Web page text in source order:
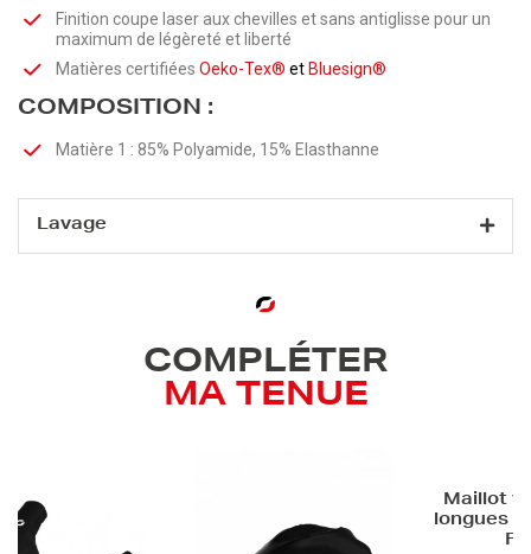
Finition coupe laser aux chevilles et sans antiglisse pour un
maximum de légèreté et liberté
Matières certifiées Oeko-Tex® et Bluesign®
COMPOSITION :
Matière 1 : 85% Polyamide, 15% Elasthanne
Lavage
COMPLÉTER
MA TENUE
Maillot vélo
longues